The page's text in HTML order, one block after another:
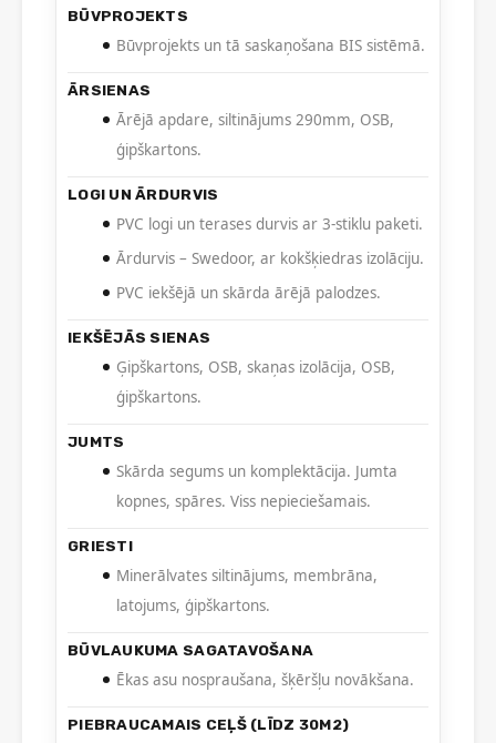
BŪVPROJEKTS
Būvprojekts un tā saskaņošana BIS sistēmā.
ĀRSIENAS
Ārējā apdare, siltinājums 290mm, OSB,
ģipškartons.
LOGI UN ĀRDURVIS
PVC logi un terases durvis ar 3-stiklu paketi.
Ārdurvis – Swedoor, ar kokšķiedras izolāciju.
PVC iekšējā un skārda ārējā palodzes.
IEKŠĒJĀS SIENAS
Ģipškartons, OSB, skaņas izolācija, OSB,
ģipškartons.
JUMTS
Skārda segums un komplektācija. Jumta
kopnes, spāres. Viss nepieciešamais.
GRIESTI
Minerālvates siltinājums, membrāna,
latojums, ģipškartons.
BŪVLAUKUMA SAGATAVOŠANA
Ēkas asu nospraušana, šķēršļu novākšana.
PIEBRAUCAMAIS CEĻŠ (LĪDZ 30M2)